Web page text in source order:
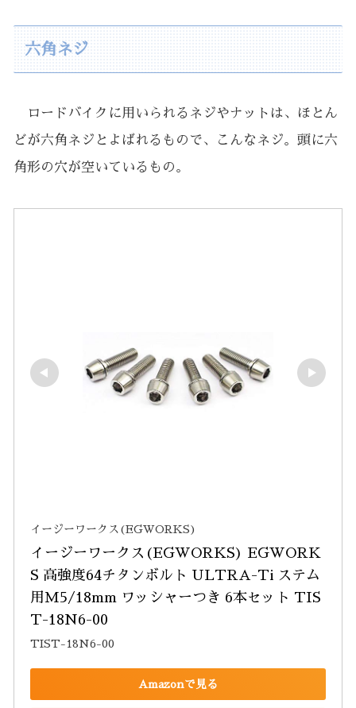
六角ネジ
ロードバイクに用いられるネジやナットは、ほとん
どが六角ネジとよばれるもので、こんなネジ。頭に六
角形の穴が空いているもの。
イージーワークス(EGWORKS)
イージーワークス(EGWORKS) EGWORK
S 高強度64チタンボルト ULTRA-Ti ステム
用M5/18mm ワッシャーつき 6本セット TIS
T-18N6-00
TIST-18N6-00
Amazonで見る